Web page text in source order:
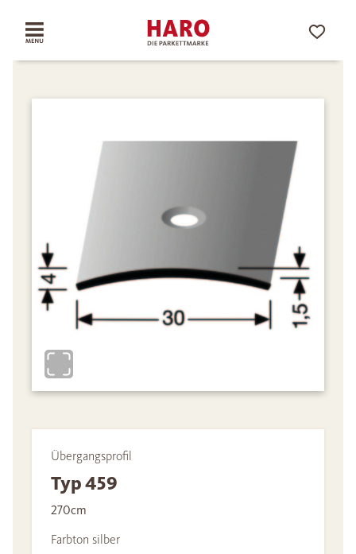
Übergangsprofil
Typ 459
270cm
Farbton silber